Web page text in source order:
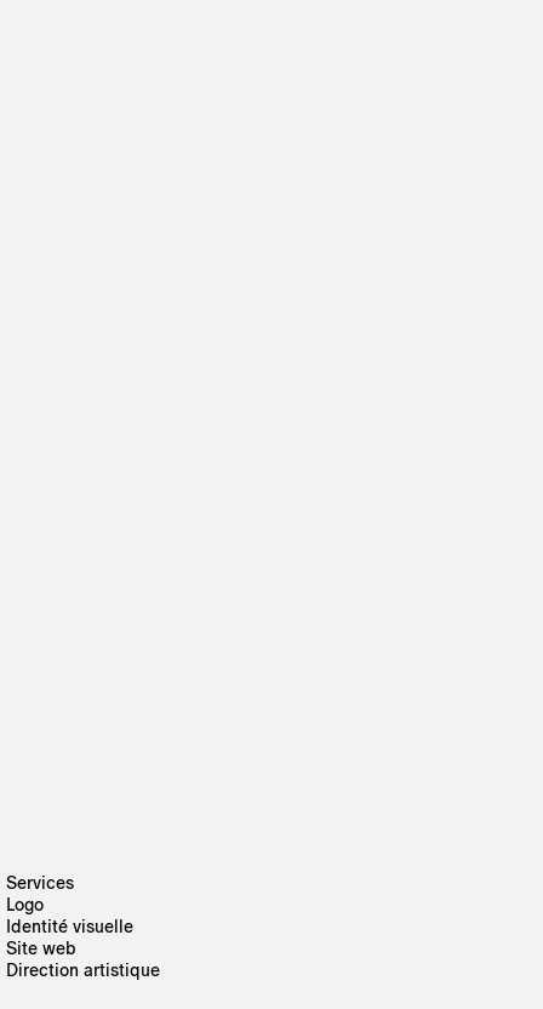
Services
Logo
Identité visuelle
Site web
Direction artistique